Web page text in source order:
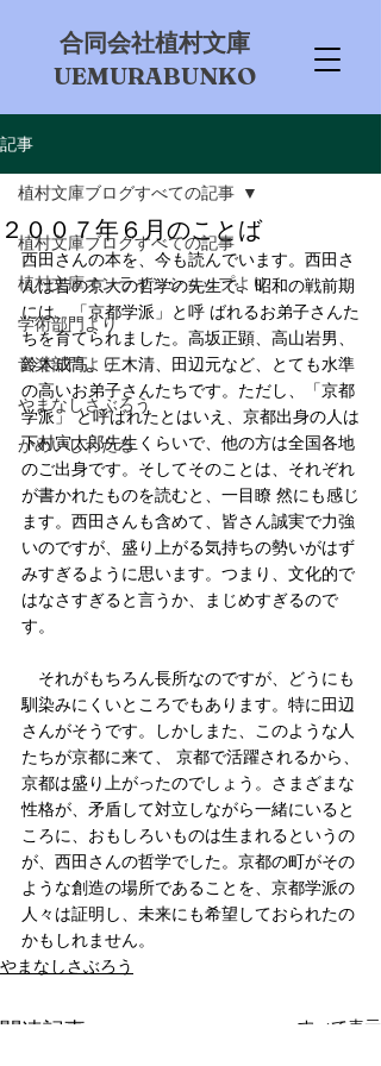
​合同会社植村文庫
UEMURABUNKO
記事
植村文庫ブログすべての記事
植村文庫オンラインショップより
学術部門より
音楽部門より
やまなしさぶろう
かめいしわたる
植村文庫ブログすべての記事
２００７年６月のことば
西田さんの本を、今も読んでいます。西田さ
んは昔の京大の哲学の先生で、昭和の戦前期
には、「京都学派」と呼 ばれるお弟子さんた
ちを育てられました。高坂正顕、高山岩男、
鈴木成高、三木清、田辺元など、とても水準
の高いお弟子さんたちです。ただし、「京都
学派」 と呼ばれたとはいえ、京都出身の人は
下村寅太郎先生くらいで、他の方は全国各地
のご出身です。そしてそのことは、それぞれ
が書かれたものを読むと、一目瞭 然にも感じ
ます。西田さんも含めて、皆さん誠実で力強
いのですが、盛り上がる気持ちの勢いがはず
みすぎるように思います。つまり、文化的で
はなさすぎると言うか、まじめすぎるので
す。
それがもちろん長所なのですが、どうにも
馴染みにくいところでもあります。特に田辺
さんがそうです。しかしまた、このような人
たちが京都に来て、 京都で活躍されるから、
京都は盛り上がったのでしょう。さまざまな
性格が、矛盾して対立しながら一緒にいると
ころに、おもしろいものは生まれるというの
が、西田さんの哲学でした。京都の町がその
ような創造の場所であることを、京都学派の
人々は証明し、未来にも希望しておられたの
かもしれません。
やまなしさぶろう
関連記事 すべて表示